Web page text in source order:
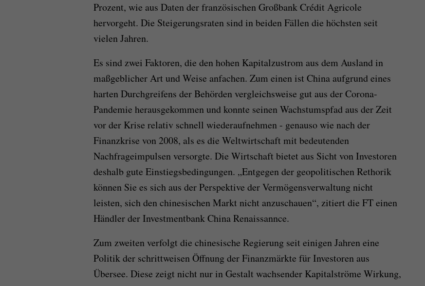
Prozent, wie aus Daten der französischen Großbank Crédit Agricole
hervorgeht. Die Steigerungsraten sind in beiden Fällen die höchsten seit
vielen Jahren.
Es sind zwei Faktoren, die den hohen Kapitalzustrom aus dem Ausland in
maßgeblicher Art und Weise anfachen. Zum einen ist China aufgrund eines
harten Durchgreifens der Behörden vergleichsweise gut aus der Corona-
Pandemie herausgekommen und konnte seinen Wachstumspfad aus der Zeit
vor der Krise relativ schnell wiederaufnehmen - genauso wie nach der
Finanzkrise von 2008, als es die Weltwirtschaft mit bedeutenden
Nachfrageimpulsen versorgte. Die Wirtschaft bietet aus Sicht von Investoren
deshalb gute Einstiegsbedingungen. „Entgegen der geopolitischen Rethorik
können Sie es sich aus der Perspektive der Vermögensverwaltung nicht
leisten, sich den chinesischen Markt nicht anzuschauen“, zitiert die FT einen
Händler der Investmentbank China Renaissannce.
Zum zweiten verfolgt die chinesische Regierung seit einigen Jahren eine
Politik der schrittweisen Öffnung der Finanzmärkte für Investoren aus
Übersee. Diese zeigt nicht nur in Gestalt wachsender Kapitalströme Wirkung,